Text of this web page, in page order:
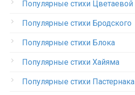
Популярные стихи Цветаевой
Популярные стихи Бродского
Популярные стихи Блока
Популярные стихи Хайяма
Популярные стихи Пастернака